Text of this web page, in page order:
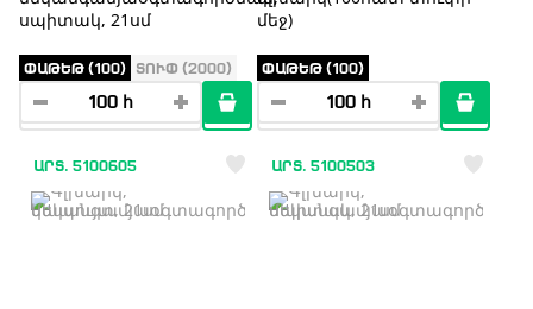
սպիտակ, 21սմ
ՓԱԹԵԹ (100) ՏՈՒՓ (2000)
մեջ)
ՓԱԹԵԹ (100)
ԱՐՏ. 5100605 ԱՐՏ. 5100503